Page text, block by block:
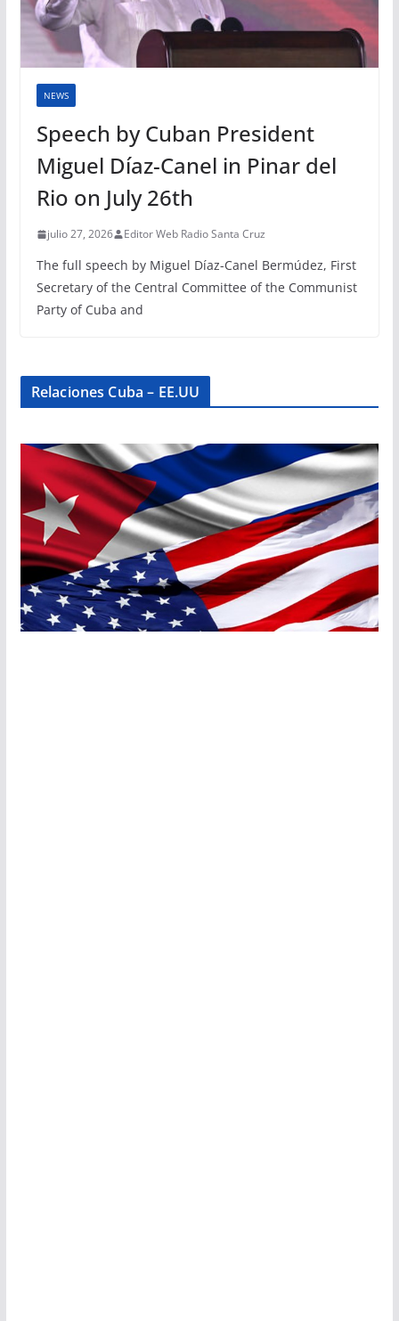
NEWS
Speech by Cuban President
Miguel Díaz-Canel in Pinar del
Rio on July 26th
julio 27, 2026 Editor Web Radio Santa Cruz
The full speech by Miguel Díaz-Canel Bermúdez, First
Secretary of the Central Committee of the Communist
Party of Cuba and
Relaciones Cuba – EE.UU